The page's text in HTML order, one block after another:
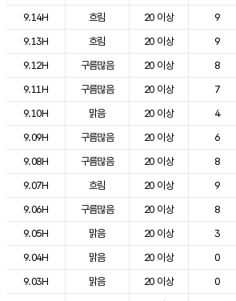
9.14H
흐림 20 이상 9
9.13H
흐림 20 이상 9
9.12H
구름많음 20 이상 8
9.11H
구름많음 20 이상 7
9.10H
맑음 20 이상 4
9.09H
구름많음 20 이상 6
9.08H
구름많음 20 이상 8
9.07H
흐림 20 이상 9
9.06H
구름많음 20 이상 8
9.05H
맑음 20 이상 3
9.04H
맑음 20 이상 0
9.03H
맑음 20 이상 0